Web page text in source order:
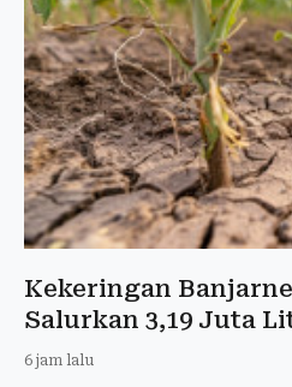
Kekeringan
Salurkan 3,19 Juta
6 jam lalu